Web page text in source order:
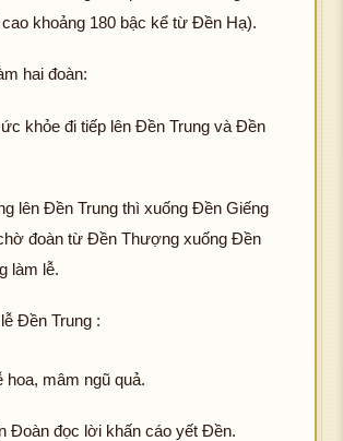
khoảng 180 bậc kể từ Đền Hạ).
hai đoàn:
khỏe đi tiếp lên Đền Trung và Đền
lên Đền Trung thì xuống Đền Giếng
đoàn từ Đền Thượng xuống Đền
làm lễ.
Đền Trung :
hoa, mâm ngũ quả.
Đoàn đọc lời khấn cáo yết Đền.